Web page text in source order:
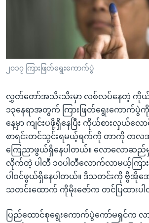
ကြည့်
ရှာဖွေ
ရန်
နေရာ
သို့
ကျော်
ရန်
သုတပဒေသာ အင်္ဂလိပ်စာ
ဗွီအိုအေ လူမှုကွန်ယက်များ
ဘာသာစကားများ
၂၀၁၇ ကြားဖြတ်ရွေးကောက်ပွဲ
လွှတ်တော်အသီးသီးမှာ လစ်လပ်နေတဲ့ ကိုယ်
၁၃နေရာအတွက် ကြားဖြတ်ရွေးကောက်ပွဲ
နေ့မှာ ကျင်းပဖို့ရှိနေပြီး ကိုယ်စားလှယ်လေ
စာရင်းတင်သွင်းရမယ့်ရက်ကို တာကို တလ
ကြေညာဖွယ်ရှိနေပါတယ်။ လောလောဆည်
လိုက်တဲ့ ပါတီ ၁၀ပါတီလောက်လာမယ့်ကြား
ပါဝင်ဖွယ်ရှိနေပါတယ်။ ဒီသတင်းကို ဗွီအိုအေ
သတင်းထောက် ကိုမိုးဇော်က တင်ပြထားပ
ပြည်ထောင်စုရွေးကောက်ပွဲကော်မရှင်က